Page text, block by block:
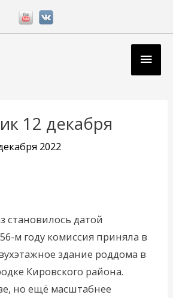
12 декабря
2022
становилось датой
м году комиссия приняла в
здание роддома в
Кировского района.
но ещё масштабнее